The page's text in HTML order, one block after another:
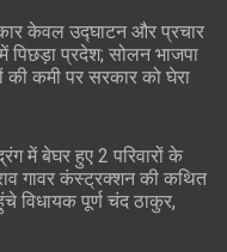
केवल उद्घाटन और प्रचार
पिछड़ा प्रदेश; सोलन भाजपा
की कमी पर सरकार को घेरा
में बेघर हुए 2 परिवारों के
गावर कंस्ट्रक्शन की कथित
विधायक पूर्ण चंद ठाकुर,